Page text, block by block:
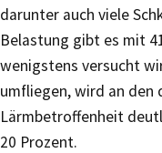
darunter auch viele
Belastung gibt es mit
wenigstens versucht
umfliegen, wird an
Lärmbetroffenheit
20 Prozent.